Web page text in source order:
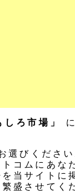
しろ市場」
選びください
トコムにあな
当サイトに
盛させてく